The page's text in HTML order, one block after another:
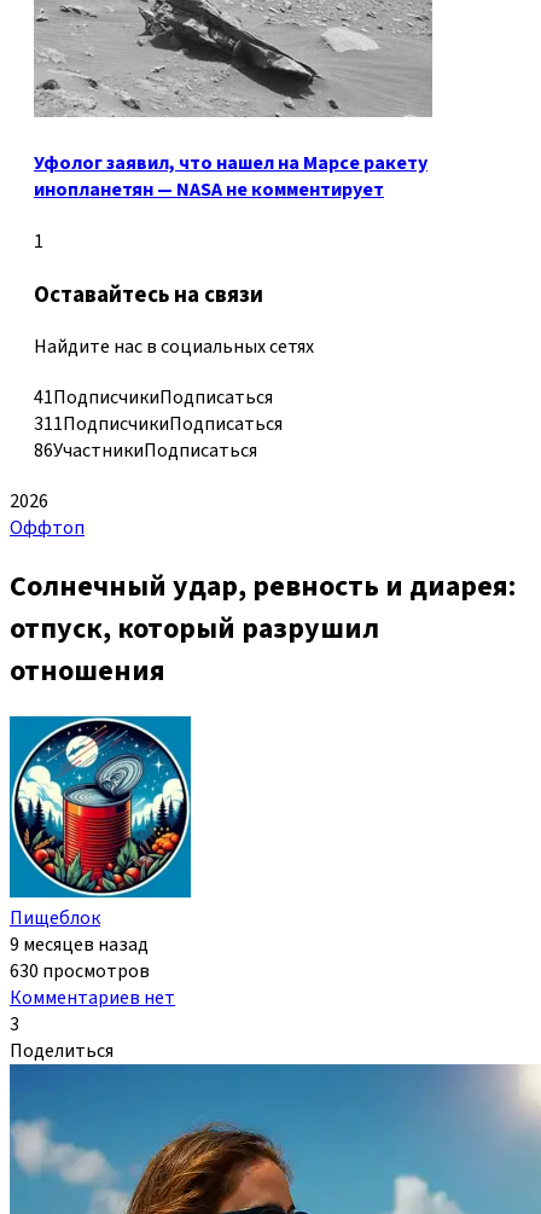
Уфолог заявил, что нашел на Марсе ракету
инопланетян — NASA не комментирует
1
Оставайтесь на связи
Найдите нас в социальных сетях
41ПодписчикиПодписаться
311ПодписчикиПодписаться
86УчастникиПодписаться
2026
Оффтоп
Солнечный удар, ревность и диарея:
отпуск, который разрушил
отношения
Пищеблок
9 месяцев назад
630 просмотров
Комментариев нет
3
Поделиться